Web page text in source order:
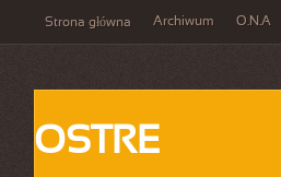
Strona główna Archiwum O.N.A
OSTRE